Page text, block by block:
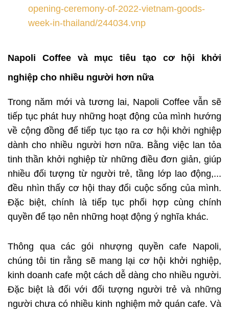
opening-ceremony-of-2022-vietnam-goods-
week-in-thailand/244034.vnp
Napoli Coffee và mục tiêu tạo cơ hội khởi
nghiệp cho nhiều người hơn nữa
Trong năm mới và tương lai, Napoli Coffee vẫn sẽ
tiếp tục phát huy những hoạt động của mình hướng
về cộng đồng để tiếp tục tạo ra cơ hội khởi nghiệp
dành cho nhiều người hơn nữa. Bằng việc lan tỏa
tinh thần khởi nghiệp từ những điều đơn giản, giúp
nhiều đối tượng từ người trẻ, tầng lớp lao động,...
đều nhìn thấy cơ hội thay đổi cuộc sống của mình.
Đặc biệt, chính là tiếp tục phối hợp cùng chính
quyền để tạo nên những hoạt động ý nghĩa khác.
Thông qua các gói nhượng quyền cafe Napoli,
chúng tôi tin rằng sẽ mang lại cơ hội khởi nghiệp,
kinh doanh cafe một cách dễ dàng cho nhiều người.
Đặc biệt là đối với đối tượng người trẻ và những
người chưa có nhiều kinh nghiệm mở quán cafe. Và